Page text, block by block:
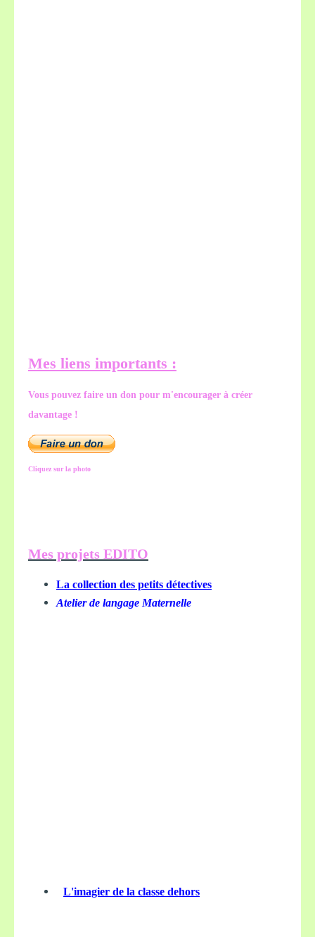
Mes liens importants :
Vous pouvez faire un don pour m'encourager à créer
davantage !
Cliquez sur la photo
Mes projets EDITO
La collection des petits détectives
Atelier de langage Maternelle
L'imagier de la classe dehors